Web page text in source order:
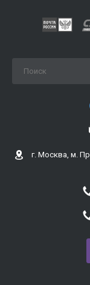
г. Москва, м.